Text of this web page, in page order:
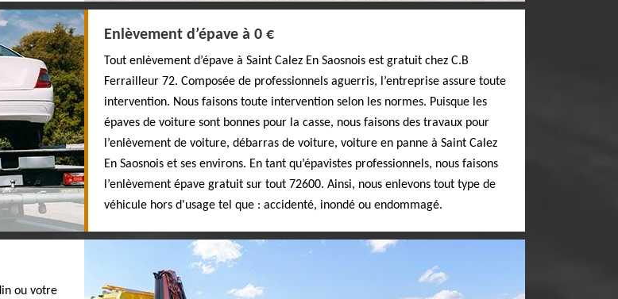
Enlèvement d’épave à 0 €
Tout enlèvement d’épave à Saint Calez En Saosnois est gratuit chez C.B
Ferrailleur 72. Composée de professionnels aguerris, l’entreprise assure toute
intervention. Nous faisons toute intervention selon les normes. Puisque les
épaves de voiture sont bonnes pour la casse, nous faisons des travaux pour
l’enlèvement de voiture, débarras de voiture, voiture en panne à Saint Calez
En Saosnois et ses environs. En tant qu’épavistes professionnels, nous faisons
l’enlèvement épave gratuit sur tout 72600. Ainsi, nous enlevons tout type de
véhicule hors d'usage tel que : accidenté, inondé ou endommagé.
ou votre